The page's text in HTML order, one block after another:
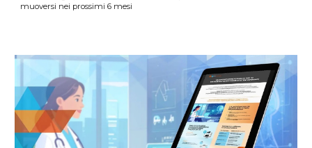
muoversi nei prossimi 6 mesi